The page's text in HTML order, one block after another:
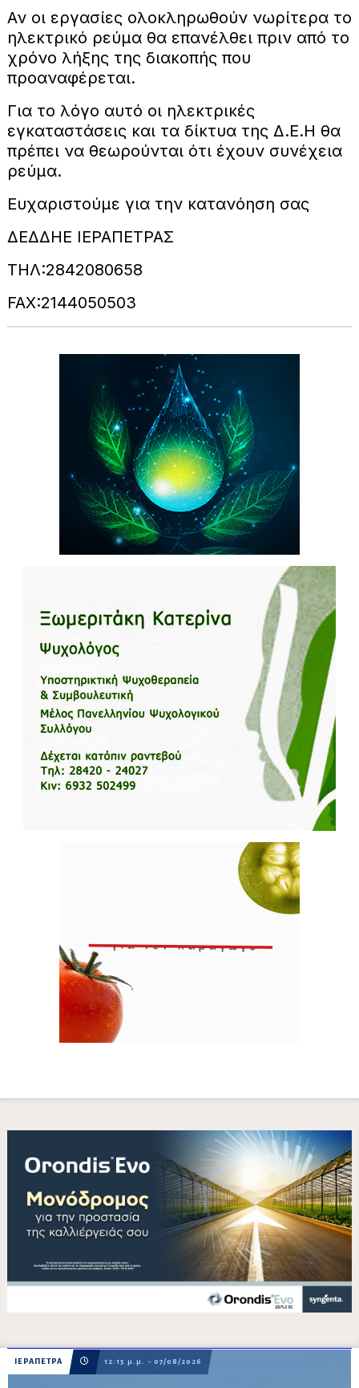
Αν οι εργασίες ολοκληρωθούν νωρίτερα το
ηλεκτρικό ρεύμα θα επανέλθει πριν από το
χρόνο λήξης της διακοπής που
προαναφέρεται.
Για το λόγο αυτό οι ηλεκτρικές
εγκαταστάσεις και τα δίκτυα της Δ.Ε.Η θα
πρέπει να θεωρούνται ότι έχουν συνέχεια
ρεύμα.
Ευχαριστούμε για την κατανόηση σας
ΔΕΔΔΗΕ ΙΕΡΑΠΕΤΡΑΣ
ΤΗΛ:2842080658
FAX:2144050503
ΙΕΡΑΠΕΤΡΑ 12:15 μ.μ. - 07/08/2026